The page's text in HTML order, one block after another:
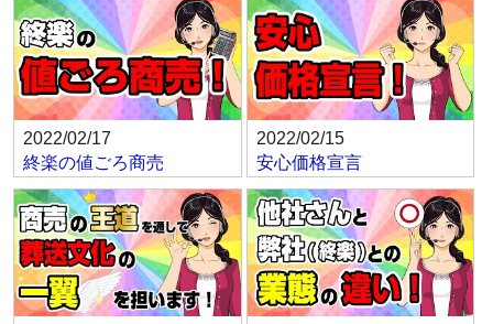
2022/02/17
終楽の値ごろ商売
2022/02/15
安心価格宣言